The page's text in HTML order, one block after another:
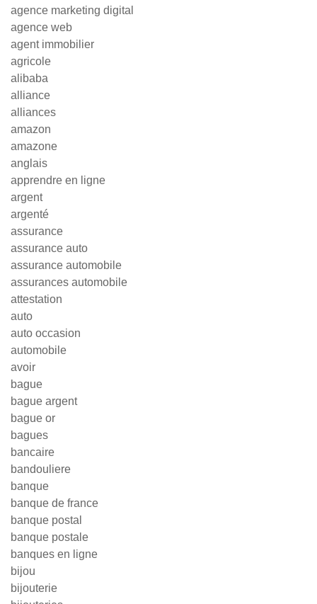
agence marketing digital
agence web
agent immobilier
agricole
alibaba
alliance
alliances
amazon
amazone
anglais
apprendre en ligne
argent
argenté
assurance
assurance auto
assurance automobile
assurances automobile
attestation
auto
auto occasion
automobile
avoir
bague
bague argent
bague or
bagues
bancaire
bandouliere
banque
banque de france
banque postal
banque postale
banques en ligne
bijou
bijouterie